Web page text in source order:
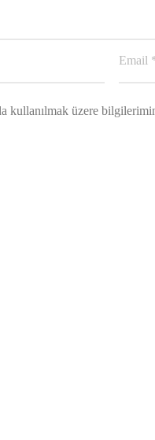
kullanılmak üzere